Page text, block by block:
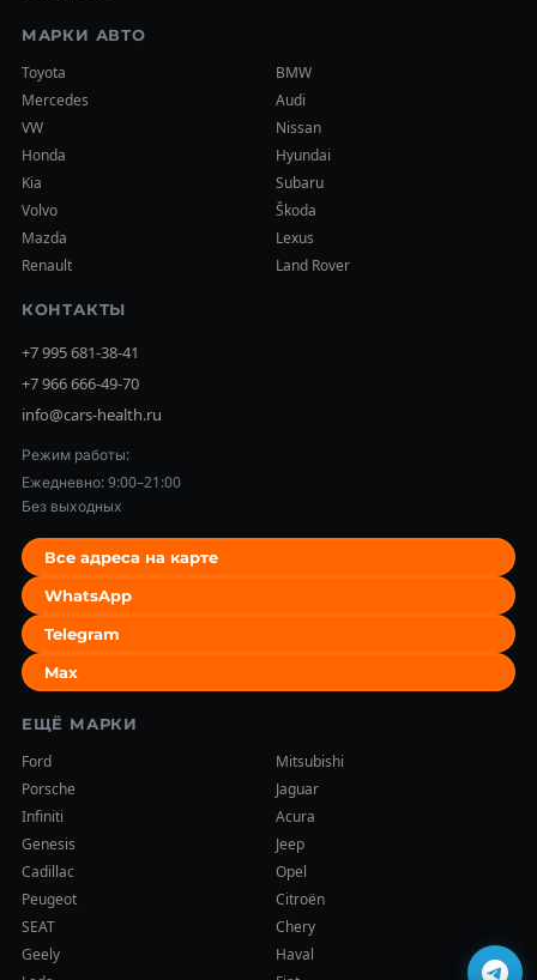
МАРКИ АВТО
Toyota
BMW
Mercedes
Audi
VW
Nissan
Honda
Hyundai
Kia
Subaru
Volvo
Škoda
Mazda
Lexus
Renault
Land Rover
КОНТАКТЫ
+7 995 681-38-41
+7 966 666-49-70
info@cars-health.ru
Режим работы:
Ежедневно: 9:00–21:00
Без выходных
Все адреса на карте
WhatsApp
Telegram
Max
ЕЩЁ МАРКИ
Ford
Mitsubishi
Porsche
Jaguar
Infiniti
Acura
Genesis
Jeep
Cadillac
Opel
Peugeot
Citroën
SEAT
Chery
Geely
Haval